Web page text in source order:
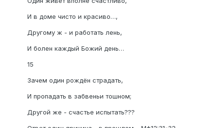
И в доме чисто и красиво…,
Другому ж - и работать лень,
И болен каждый Божий день…
15
Зачем один рождён страдать,
И пропадать в забвеньи тошном;
Другой же - счастье испытать???